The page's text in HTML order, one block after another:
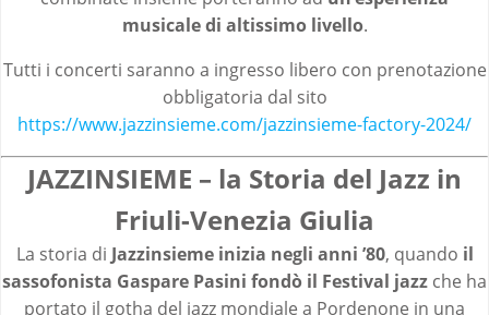
musicale di altissimo livello.
Tutti i concerti saranno a ingresso libero con prenotazione
obbligatoria dal sito
https://www.jazzinsieme.com/jazzinsieme-factory-2024/
JAZZINSIEME – la Storia del Jazz in
Friuli-Venezia Giulia
La storia di Jazzinsieme inizia negli anni ’80, quando il
sassofonista Gaspare Pasini fondò il Festival jazz che ha
portato il gotha del jazz mondiale a Pordenone in una